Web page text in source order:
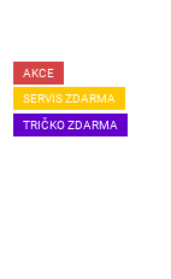
AKCE
SERVIS ZDARMA
TRIČKO ZDARMA